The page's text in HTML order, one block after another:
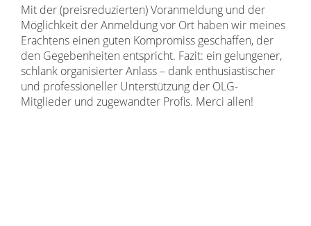
Mit der (preisreduzierten) Voranmeldung und der
Möglichkeit der Anmeldung vor Ort haben wir meines
Erachtens einen guten Kompromiss geschaffen, der
den Gegebenheiten entspricht. Fazit: ein gelungener,
schlank organisierter Anlass – dank enthusiastischer
und professioneller Unterstützung der OLG-
Mitglieder und zugewandter Profis. Merci allen!